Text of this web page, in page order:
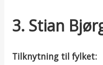
3. Stian
Tilknytning til fylket: